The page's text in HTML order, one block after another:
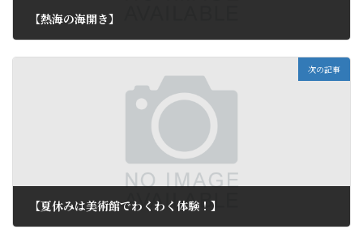
【熱海の海開き】
次の記事
【夏休みは美術館でわくわく体験！】